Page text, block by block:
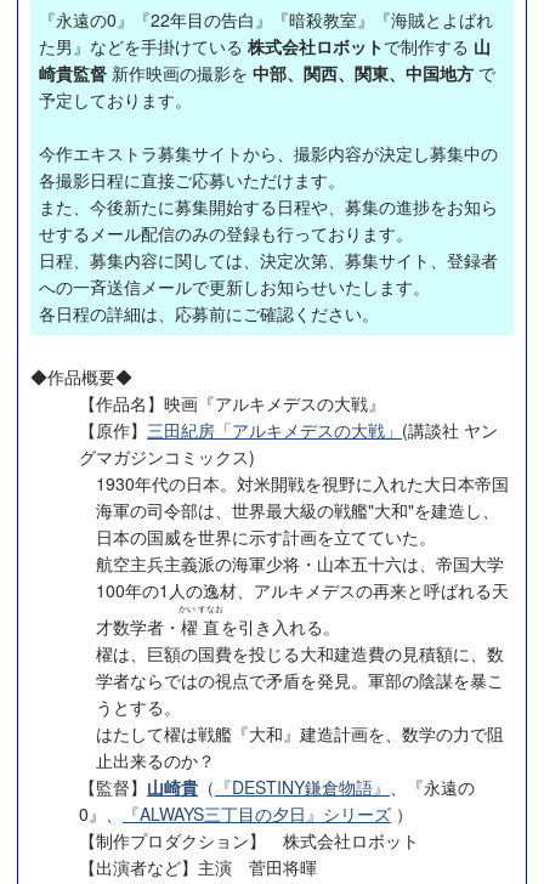
『永遠の0』『22年目の告白』『暗殺教室』『海賊とよばれ
た男』などを手掛けている株式会社ロボットで制作する 山
崎貴監督 新作映画の撮影を 中部、関西、関東、中国地方 で
予定しております。
今作エキストラ募集サイトから、撮影内容が決定し募集中の
各撮影日程に直接ご応募いただけます。
また、今後新たに募集開始する日程や、募集の進捗をお知ら
せするメール配信のみの登録も行っております。
日程、募集内容に関しては、決定次第、募集サイト、登録者
への一斉送信メールで更新しお知らせいたします。
各日程の詳細は、応募前にご確認ください。
◆作品概要◆
【作品名】映画『アルキメデスの大戦』
【原作】 三田紀房「アルキメデスの大戦」 (講談社 ヤン
グマガジンコミックス)
1930年代の日本。対米開戦を視野に入れた大日本帝国
海軍の司令部は、世界最大級の戦艦"大和"を建造し、
日本の国威を世界に示す計画を立てていた。
航空主兵主義派の海軍少将・山本五十六は、帝国大学
100年の1人の逸材、アルキメデスの再来と呼ばれる天
才数学者・ 櫂直
かい すなお
を引き入れる。
櫂は、巨額の国費を投じる大和建造費の見積額に、数
学者ならではの視点で矛盾を発見。軍部の陰謀を暴こ
うとする。
はたして櫂は戦艦『大和』建造計画を、数学の力で阻
止出来るのか？
【監督】 山崎貴 （ 『DESTINY鎌倉物語』 、『永遠の
0』、
『ALWAYS三丁目の夕日』シリーズ ）
【制作プロダクション】 株式会社ロボット
【出演者など】主演 菅田将暉